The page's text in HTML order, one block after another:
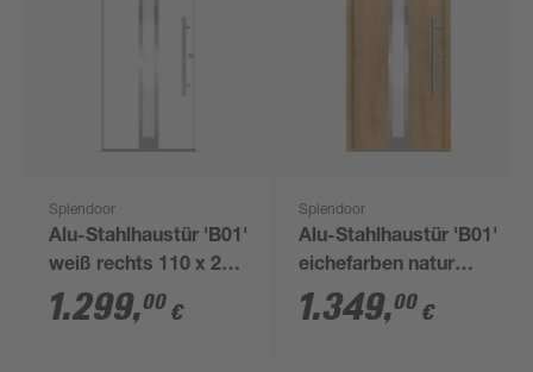
Splendoor
Alu-Stahlhaustür 'B01'
weiß rechts 110 x 210
cm
1.299,00 €
Splendoor
Alu-Stahlhaustür 'B01'
eichefarben natur
rechts 110 x 210 cm
1.349,00 €